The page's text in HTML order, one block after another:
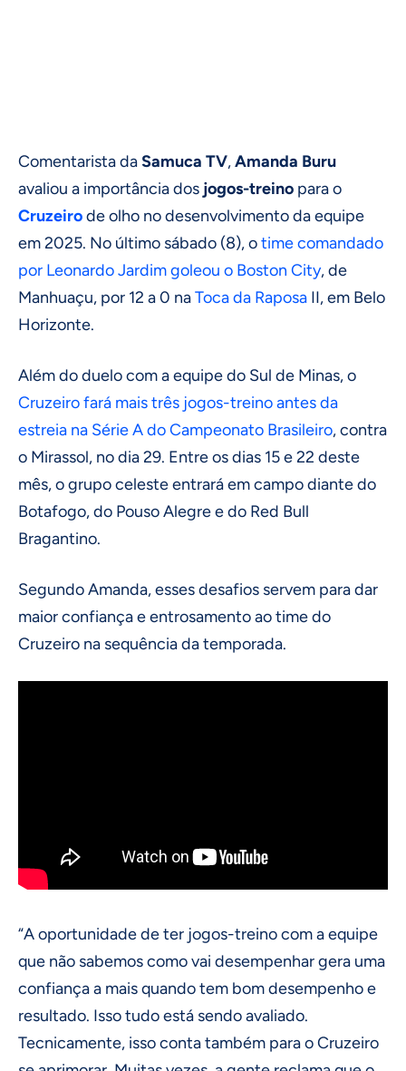
Comentarista daSamuca TV,Amanda Buru
avaliou a importância dos jogos-treino para o
Cruzeirode olho no desenvolvimento da equipe
em 2025. No último sábado (8), otime comandado
por Leonardo Jardim goleou o Boston City, de
Manhuaçu, por 12 a 0 naToca da Raposa II, em Belo
Horizonte.
Além do duelo com a equipe do Sul de Minas, o
Cruzeiro fará mais três jogos-treino antes da
estreia na Série A do Campeonato Brasileiro, contra
o Mirassol, no dia 29. Entre os dias 15 e 22 deste
mês, o grupo celeste entrará em campo diante do
Botafogo, do Pouso Alegre e do Red Bull
Bragantino.
Segundo Amanda, esses desafios servem para dar
maior confiança e entrosamento ao time do
Cruzeiro na sequência da temporada.
“A oportunidade de ter jogos-treino com a equipe
que não sabemos como vai desempenhar gera uma
confiança a mais quando tem bom desempenho e
resultado. Isso tudo está sendo avaliado.
Tecnicamente, isso conta também para o Cruzeiro